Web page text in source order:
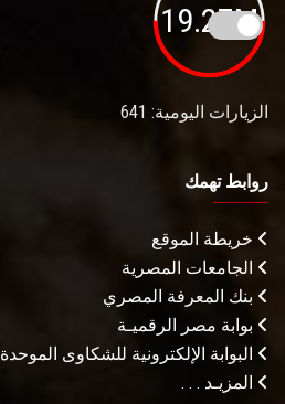
19.27M
الزيارات اليومية: 641
روابط تهمك
خريطة الموقع
الجامعات المصرية
بنك المعرفة المصري
بوابة مصر الرقميـة
البوابة الإلكترونية للشكاوى الموحدة
المزيـد . . .